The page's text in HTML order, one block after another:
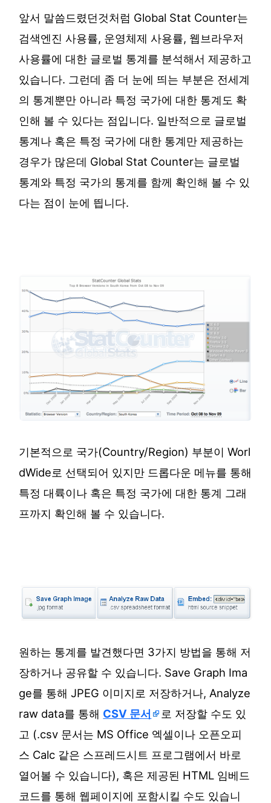
앞서 말씀드렸던것처럼 Global Stat Counter는
검색엔진 사용률, 운영체제 사용률, 웹브라우저
사용률에 대한 글로벌 통계를 분석해서 제공하고
있습니다. 그런데 좀 더 눈에 띄는 부분은 전세계
의 통계뿐만 아니라 특정 국가에 대한 통계도 확
인해 볼 수 있다는 점입니다. 일반적으로 글로벌
통계나 혹은 특정 국가에 대한 통계만 제공하는
경우가 많은데 Global Stat Counter는 글로벌
통계와 특정 국가의 통계를 함께 확인해 볼 수 있
다는 점이 눈에 띕니다.
기본적으로 국가(Country/Region) 부분이 Worl
dWide로 선택되어 있지만 드롭다운 메뉴를 통해
특정 대륙이나 혹은 특정 국가에 대한 통계 그래
프까지 확인해 볼 수 있습니다.
원하는 통계를 발견했다면 3가지 방법을 통해 저
장하거나 공유할 수 있습니다. Save Graph Ima
ge를 통해 JPEG 이미지로 저장하거나, Analyze
raw data를 통해 CSV 문서
로 저장할 수도 있
고 (.csv 문서는 MS Office 엑셀이나 오픈오피
스 Calc 같은 스프레드시트 프로그램에서 바로
열어볼 수 있습니다), 혹은 제공된 HTML 임베드
코드를 통해 웹페이지에 포함시킬 수도 있습니